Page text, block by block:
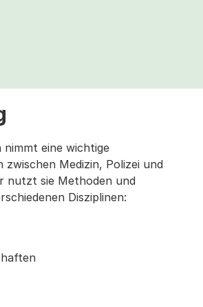
nimmt eine wichtige
Medizin, Polizei und
nutzt sie Methoden und
Disziplinen: